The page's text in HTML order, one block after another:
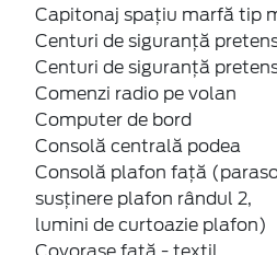
Capitonaj spațiu marfă tip
Centuri de siguranță
Centuri de siguranță
Comenzi radio pe volan
Computer de bord
Consolă centrală podea
Consolă plafon față
susținere plafon rândul 2,
lumini de curtoazie plafon)